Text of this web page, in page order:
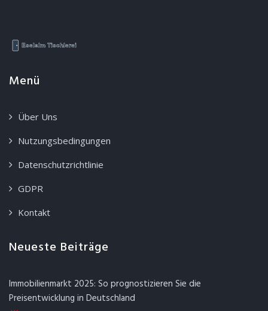
Menü
Über Uns
Nutzungsbedingungen
Datenschutzrichtlinie
GDPR
Kontakt
Neueste Beiträge
Immobilienmarkt 2025: So prognostizieren Sie die
Preisentwicklung in Deutschland